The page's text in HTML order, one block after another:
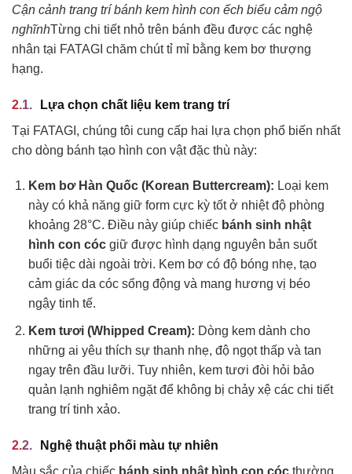
Cận cảnh trang trí bánh kem hình con ếch biểu cảm ngộ
nghĩnhTừng chi tiết nhỏ trên bánh đều được các nghệ
nhân tại FATAGI chăm chút tỉ mỉ bằng kem bơ thượng
hạng.
Lựa chọn chất liệu kem trang trí
Tại FATAGI, chúng tôi cung cấp hai lựa chọn phổ biến nhất
cho dòng bánh tạo hình con vật đặc thù này:
Kem bơ Hàn Quốc (Korean Buttercream): Loại kem
này có khả năng giữ form cực kỳ tốt ở nhiệt độ phòng
khoảng 28°C. Điều này giúp chiếc bánh sinh nhật
hình con cócgiữ được hình dạng nguyên bản suốt
buổi tiệc dài ngoài trời. Kem bơ có độ bóng nhẹ, tạo
cảm giác da cóc sống động và mang hương vị béo
ngậy tinh tế.
Kem tươi (Whipped Cream): Dòng kem dành cho
những ai yêu thích sự thanh nhẹ, độ ngọt thấp và tan
ngay trên đầu lưỡi. Tuy nhiên, kem tươi đòi hỏi bảo
quản lạnh nghiêm ngặt để không bị chảy xệ các chi tiết
trang trí tinh xảo.
Nghệ thuật phối màu tự nhiên
Màu sắc của chiếc bánh sinh nhật hình con cóc thường